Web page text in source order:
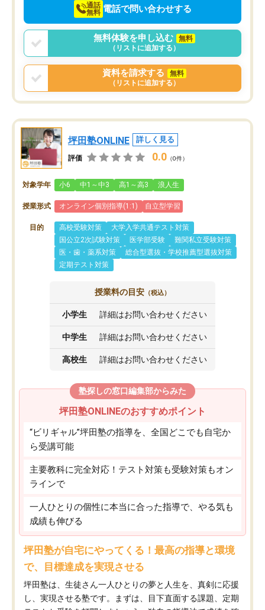
通話
無料 電話で問い合わせする
無料体験を申し込む
無料
（リストに追加する）
資料を請求する
無料
（リストに追加する）
坪田塾ONLINE 詳しく見る
評価 0.0 （0件）
対象学年 小6 中1～中3 高1～高3 浪人生
授業形式 オンライン個別指導(1:1) 自立型学習
目的 高校受験対策
大学入学共通テスト対策
国公立2次試験対策
医学部受験
難関私立受験対策
医・歯・薬系対策
総合型選抜・学校推薦型選抜対策
定期テスト対策
授業料の目安 （税込）
小学生 詳細はお問い合わせください
中学生 詳細はお問い合わせください
高校生 詳細はお問い合わせください
塾探しの窓口編集部からみた
坪田塾ONLINEのおすすめポイント
“ビリギャル”坪田塾の指導を、全国どこでも自宅か
ら受講可能
主要教科に完全対応！テスト対策も受験対策もオン
ラインで
一人ひとりの個性に本当に合った指導で、やる気も
成績も伸びる
坪田塾が自宅にやってくる！最高の指導と環境
で、目標達成を実現させる
坪田塾は、生徒さん一人ひとりの夢と人生を、真剣に応援
し、実現させる塾です。まずは、目下直面する課題、定期